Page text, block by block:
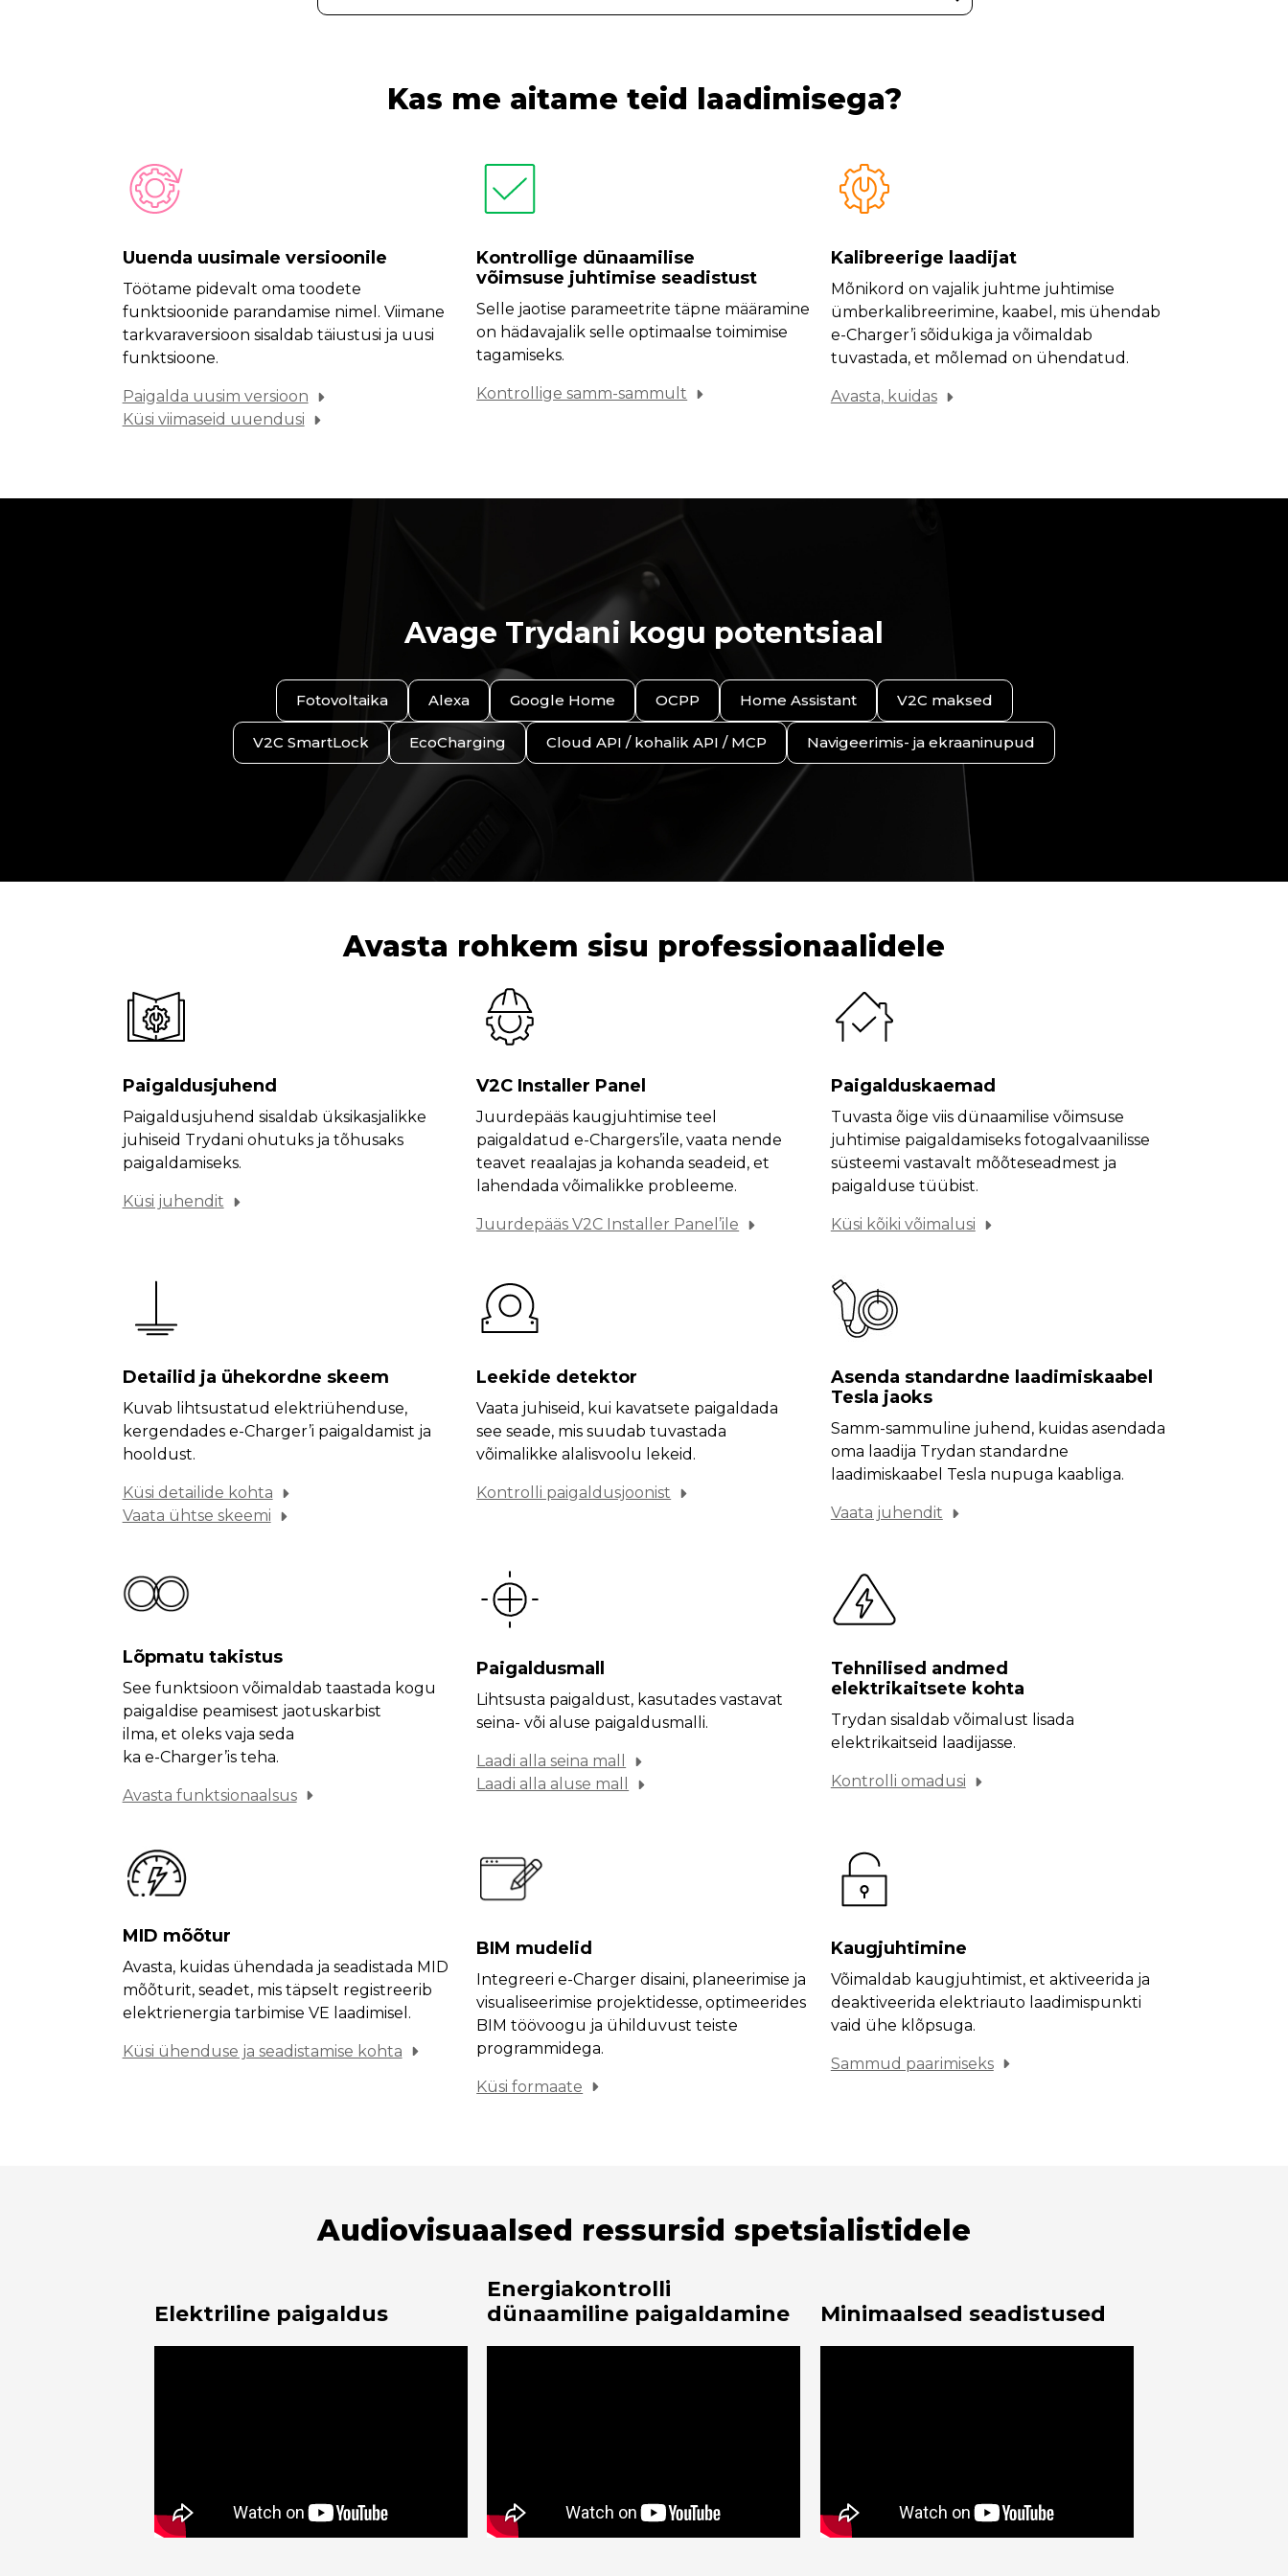
Kas me aitame teid laadimisega?
Uuenda uusimale versioonile
Töötame pidevalt oma toodete
funktsioonide parandamise nimel. Viimane
tarkvaraversioon sisaldab täiustusi ja uusi
funktsioone.
Paigalda uusim versioon
Küsi viimaseid uuendusi
Kontrollige dünaamilise
võimsuse juhtimise seadistust
Selle jaotise parameetrite täpne määramine
on hädavajalik selle optimaalse toimimise
tagamiseks.
Kontrollige samm-sammult
Kalibreerige laadijat
Mõnikord on vajalik juhtme juhtimise
ümberkalibreerimine, kaabel, mis ühendab
e-Charger’i sõidukiga ja võimaldab
tuvastada, et mõlemad on ühendatud.
Avasta, kuidas
Avage Trydani kogu potentsiaal
Fotovoltaika Alexa Google Home OCPP Home Assistant V2C maksed
V2C SmartLock EcoCharging Cloud API / kohalik API / MCP Navigeerimis- ja ekraaninupud
Avasta rohkem sisu professionaalidele
Paigaldusjuhend
Paigaldusjuhend sisaldab üksikasjalikke
juhiseid Trydani ohutuks ja tõhusaks
paigaldamiseks.
Küsi juhendit
V2C Installer Panel
Juurdepääs kaugjuhtimise teel
paigaldatud e-Chargers’ile, vaata nende
teavet reaalajas ja kohanda seadeid, et
lahendada võimalikke probleeme.
Juurdepääs V2C Installer Panel’ile
Paigalduskaemad
Tuvasta õige viis dünaamilise võimsuse
juhtimise paigaldamiseks fotogalvaanilisse
süsteemi vastavalt mõõteseadmest ja
paigalduse tüübist.
Küsi kõiki võimalusi
Detailid ja ühekordne skeem
Kuvab lihtsustatud elektriühenduse,
kergendades e-Charger’i paigaldamist ja
hooldust.
Küsi detailide kohta
Vaata ühtse skeemi
Leekide detektor
Vaata juhiseid, kui kavatsete paigaldada
see seade, mis suudab tuvastada
võimalikke alalisvoolu lekeid.
Kontrolli paigaldusjoonist
Asenda standardne laadimiskaabel
Tesla jaoks
Samm-sammuline juhend, kuidas asendada
oma laadija Trydan standardne
laadimiskaabel Tesla nupuga kaabliga.
Vaata juhendit
Lõpmatu takistus
See funktsioon võimaldab taastada kogu
paigaldise peamisest jaotuskarbist
ilma, et oleks vaja seda
ka e-Charger’is teha.
Avasta funktsionaalsus
Paigaldusmall
Lihtsusta paigaldust, kasutades vastavat
seina- või aluse paigaldusmalli.
Laadi alla seina mall
Laadi alla aluse mall
Tehnilised andmed
elektrikaitsete kohta
Trydan sisaldab võimalust lisada
elektrikaitseid laadijasse.
Kontrolli omadusi
MID mõõtur
Avasta, kuidas ühendada ja seadistada MID
mõõturit, seadet, mis täpselt registreerib
elektrienergia tarbimise VE laadimisel.
Küsi ühenduse ja seadistamise kohta
BIM mudelid
Integreeri e-Charger disaini, planeerimise ja
visualiseerimise projektidesse, optimeerides
BIM töövoogu ja ühilduvust teiste
programmidega.
Küsi formaate
Kaugjuhtimine
Võimaldab kaugjuhtimist, et aktiveerida ja
deaktiveerida elektriauto laadimispunkti
vaid ühe klõpsuga.
Sammud paarimiseks
Audiovisuaalsed ressursid spetsialistidele
Elektriline paigaldus
Energiakontrolli
dünaamiline paigaldamine
Minimaalsed seadistused